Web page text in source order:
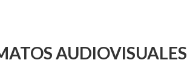
AUDIOVISUALES